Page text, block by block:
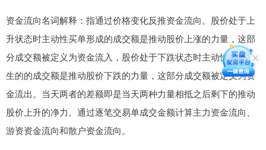
资金流向名词解释：指通过价格变化反推资金流向。股价处于上
升状态时主动性买单形成的成交额是推动股价上涨的力量，这部
分成交额被定义为资金流入，股价处于下跌状态时主动性卖单产
生的的成交额是推动股价下跌的力量，这部分成交额被定义为资
金流出。当天两者的差额即是当天两种力量相抵之后剩下的推动
股价上升的净力。通过逐笔交易单成交金额计算主力资金流向、
游资资金流向和散户资金流向。